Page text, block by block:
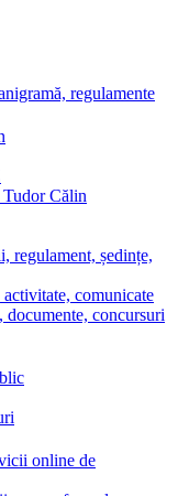
regulamente
Tudor Călin
regulament, ședințe,
comunicate
documente, concursuri
online de